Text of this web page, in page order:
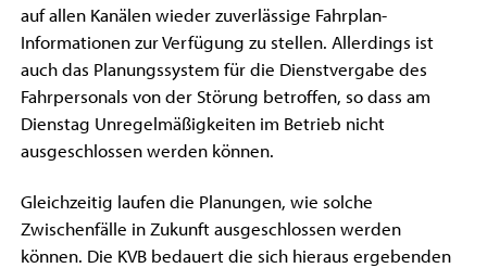
auf allen Kanälen wieder zuverlässige Fahrplan-
Informationen zur Verfügung zu stellen. Allerdings ist
auch das Planungssystem für die Dienstvergabe des
Fahrpersonals von der Störung betroffen, so dass am
Dienstag Unregelmäßigkeiten im Betrieb nicht
ausgeschlossen werden können.
Gleichzeitig laufen die Planungen, wie solche
Zwischenfälle in Zukunft ausgeschlossen werden
können. Die KVB bedauert die sich hieraus ergebenden